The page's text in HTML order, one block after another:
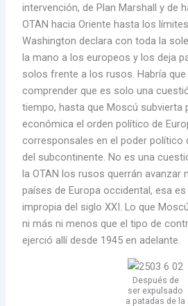
intervención, de Plan Marshall y de
OTAN hacia Oriente hasta los
Washington declara con toda la
la mano a los europeos y los deja
solos frente a los rusos. Habría
comprender que es solo una
tiempo, hasta que Moscú subvierta
económica el orden político de
corresponsales en el poder político
del subcontinente. No es una
la OTAN los rusos querrán avanzar
países de Europa occidental, esa
impropia del siglo XXI. Lo que
ni más ni menos que el tipo de
ejerció allí desde 1945 en adelante.
Después de
ser expulsado
a patadas de la